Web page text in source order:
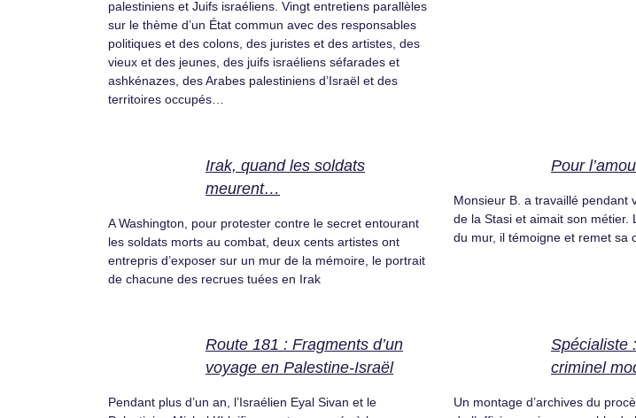
palestiniens et Juifs israéliens. Vingt entretiens parallèles
sur le thème d’un État commun avec des responsables
politiques et des colons, des juristes et des artistes, des
vieux et des jeunes, des juifs israéliens séfarades et
ashkénazes, des Arabes palestiniens d’Israël et des
territoires occupés…
Irak, quand les soldats
meurent…
A Washington, pour protester contre le secret entourant
les soldats morts au combat, deux cents artistes ont
entrepris d’exposer sur un mur de la mémoire, le portrait
de chacune des recrues tuées en Irak
Pour
Monsieur B. a travaillé pendant
de la Stasi et aimait son métier.
du mur, il témoigne et remet sa
Route 181 : Fragments d’un
voyage en Palestine-Israël
Pendant plus d’un an, l’Israélien Eyal Sivan et le
Spécialiste
criminel
Un montage d’archives du